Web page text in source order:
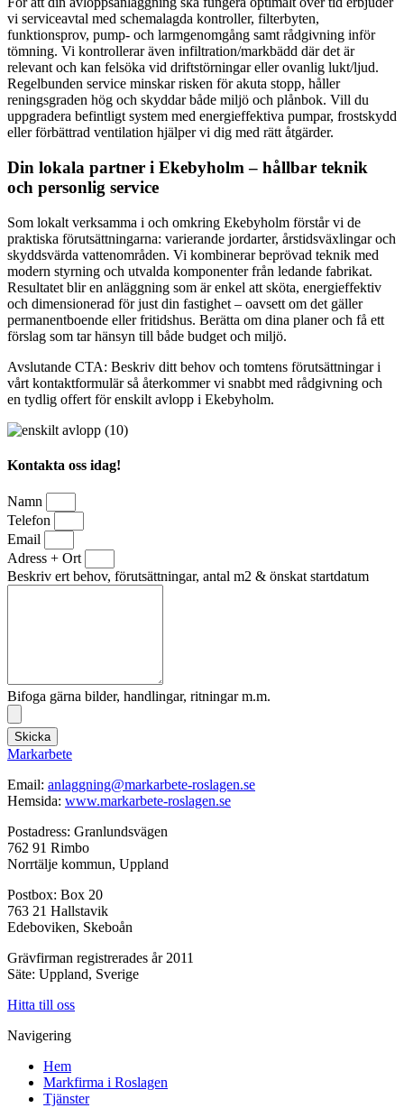
vi serviceavtal med schemalagda kontroller, filterbyten,
funktionsprov, pump- och larmgenomgång samt rådgivning inför
tömning. Vi kontrollerar även infiltration/markbädd där det är
relevant och kan felsöka vid driftstörningar eller ovanlig lukt/ljud.
Regelbunden service minskar risken för akuta stopp, håller
reningsgraden hög och skyddar både miljö och plånbok. Vill du
uppgradera befintligt system med energieffektiva pumpar, frostskydd
eller förbättrad ventilation hjälper vi dig med rätt åtgärder.
Din lokala partner i Ekebyholm – hållbar teknik
och personlig service
Som lokalt verksamma i och omkring Ekebyholm förstår vi de
praktiska förutsättningarna: varierande jordarter, årstidsväxlingar och
skyddsvärda vattenområden. Vi kombinerar beprövad teknik med
modern styrning och utvalda komponenter från ledande fabrikat.
Resultatet blir en anläggning som är enkel att sköta, energieffektiv
och dimensionerad för just din fastighet – oavsett om det gäller
permanentboende eller fritidshus. Berätta om dina planer och få ett
förslag som tar hänsyn till både budget och miljö.
Avslutande CTA: Beskriv ditt behov och tomtens förutsättningar i
vårt kontaktformulär så återkommer vi snabbt med rådgivning och
en tydlig offert för enskilt avlopp i Ekebyholm.
Kontakta oss idag!
Namn
Telefon
Email
Adress + Ort
Beskriv ert behov, förutsättningar, antal m2 & önskat startdatum
Bifoga gärna bilder, handlingar, ritningar m.m.
Skicka
Markarbete
Email: anlaggning@markarbete-roslagen.se
Hemsida: www.markarbete-roslagen.se
Postadress: Granlundsvägen
762 91 Rimbo
Norrtälje kommun, Uppland
Postbox: Box 20
763 21 Hallstavik
Edeboviken, Skeboån
Grävfirman registrerades år 2011
Säte: Uppland, Sverige
Hitta till oss
Navigering
Hem
Markfirma i Roslagen
Tjänster